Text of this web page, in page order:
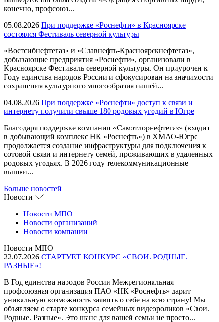
конечно, профсоюз...
05.08.2026 При поддержке «Роснефти» в Красноярске
состоялся Фестиваль северной культуры
«Востсибнефтегаз» и «Славнефть-Красноярскнефтегаз»,
добывающие предприятия «Роснефти», организовали в
Красноярске Фестиваль северной культуры. Он приурочен к
Году единства народов России и сфокусирован на значимости
сохранения культурного многообразия нашей...
04.08.2026 При поддержке «Роснефти» доступ к связи и
интернету получили свыше 180 родовых угодий в Югре
Благодаря поддержке компании «Самотлорнефтегаз» (входит
в добывающий комплекс НК «Роснефть») в ХМАО-Югре
продолжается создание инфраструктуры для подключения к
сотовой связи и интернету семей, проживающих в удаленных
родовых угодьях. В 2026 году телекоммуникационные
вышки...
Больше новостей
Новости
Новости МПО
Новости организаций
Новости компании
Новости МПО
22.07.2026 СТАРТУЕТ КОНКУРС «СВОИ. РОДНЫЕ.
РАЗНЫЕ»!
В Год единства народов России Межрегиональная
профсоюзная организация ПАО «НК «Роснефть» дарит
уникальную возможность заявить о себе на всю страну! Мы
объявляем о старте конкурса семейных видеороликов «Свои.
Родные. Разные». Это шанс для вашей семьи не просто...